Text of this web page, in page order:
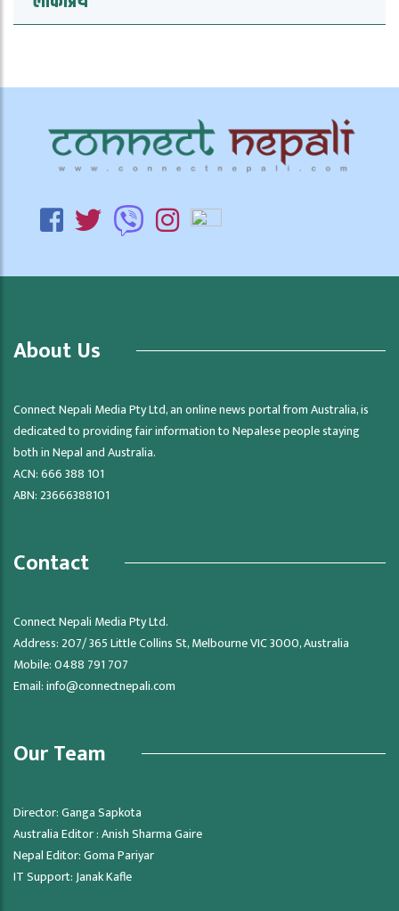
About Us
Connect Nepali Media Pty Ltd, an online news portal from Australia, is
dedicated to providing fair information to Nepalese people staying
both in Nepal and Australia.
ACN: 666 388 101
ABN: 23666388101
Contact
Connect Nepali Media Pty Ltd.
Address: 207/ 365 Little Collins St, Melbourne VIC 3000, Australia
Mobile: 0488 791 707
Email:info@connectnepali.com
Our Team
Director: Ganga Sapkota
Australia Editor : Anish Sharma Gaire
Nepal Editor: Goma Pariyar
IT Support: Janak Kafle